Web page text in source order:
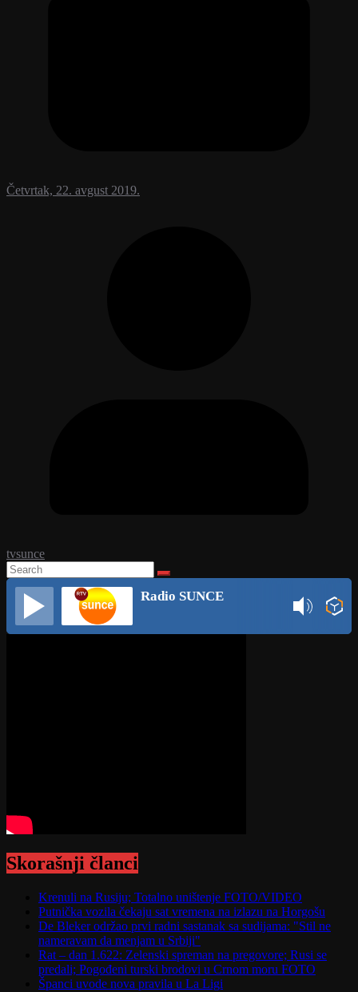
Četvrtak, 22. avgust 2019.
tvsunce
Radio SUNCE
Skorašnji članci
Krenuli na Rusiju; Totalno uništenje FOTO/VIDEO
Putnička vozila čekaju sat vremena na izlazu na Horgošu
De Bleker održao prvi radni sastanak sa sudijama: "Stil ne
nameravam da menjam u Srbiji"
Rat – dan 1.622: Zelenski spreman na pregovore; Rusi se
predali; Pogođeni turski brodovi u Crnom moru FOTO
Španci uvode nova pravila u La Ligi